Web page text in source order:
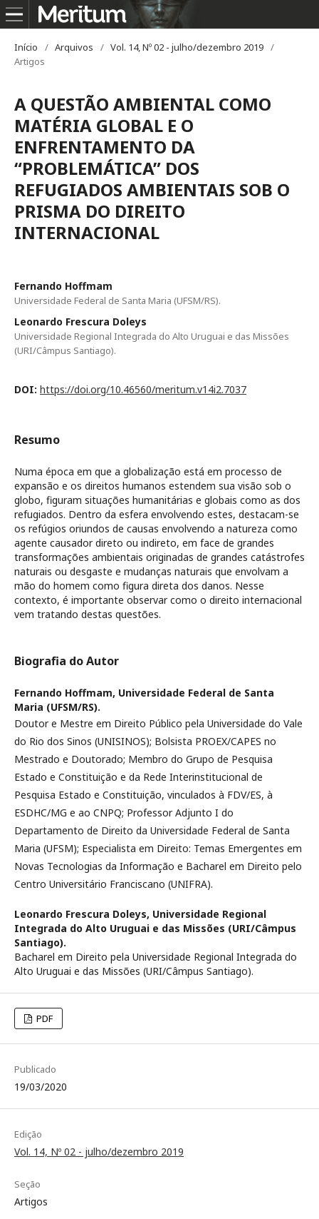
Início / Arquivos / Vol. 14, Nº 02 - julho/dezembro 2019 /
Artigos
A QUESTÃO AMBIENTAL COMO
MATÉRIA GLOBAL E O
ENFRENTAMENTO DA
“PROBLEMÁTICA” DOS
REFUGIADOS AMBIENTAIS SOB O
PRISMA DO DIREITO
INTERNACIONAL
Fernando Hoffmam
Universidade Federal de Santa Maria (UFSM/RS).
Leonardo Frescura Doleys
Universidade Regional Integrada do Alto Uruguai e das Missões
(URI/Câmpus Santiago).
DOI: https://doi.org/10.46560/meritum.v14i2.7037
Resumo
Numa época em que a globalização está em processo de
expansão e os direitos humanos estendem sua visão sob o
globo, figuram situações humanitárias e globais como as dos
refugiados. Dentro da esfera envolvendo estes, destacam-se
os refúgios oriundos de causas envolvendo a natureza como
agente causador direto ou indireto, em face de grandes
transformações ambientais originadas de grandes catástrofes
naturais ou desgaste e mudanças naturais que envolvam a
mão do homem como figura direta dos danos. Nesse
contexto, é importante observar como o direito internacional
vem tratando destas questões.
Biografia do Autor
Fernando Hoffmam, Universidade Federal de Santa
Maria (UFSM/RS).
Doutor e Mestre em Direito Público pela Universidade do Vale
do Rio dos Sinos (UNISINOS); Bolsista PROEX/CAPES no
Mestrado e Doutorado; Membro do Grupo de Pesquisa
Estado e Constituição e da Rede Interinstitucional de
Pesquisa Estado e Constituição, vinculados à FDV/ES, à
ESDHC/MG e ao CNPQ; Professor Adjunto I do
Departamento de Direito da Universidade Federal de Santa
Maria (UFSM); Especialista em Direito: Temas Emergentes em
Novas Tecnologias da Informação e Bacharel em Direito pelo
Centro Universitário Franciscano (UNIFRA).
Leonardo Frescura Doleys, Universidade Regional
Integrada do Alto Uruguai e das Missões (URI/Câmpus
Santiago).
Bacharel em Direito pela Universidade Regional Integrada do
Alto Uruguai e das Missões (URI/Câmpus Santiago).
PDF
Publicado
19/03/2020
Edição
Vol. 14, Nº 02 - julho/dezembro 2019
Seção
Artigos